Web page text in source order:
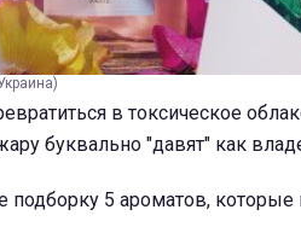
в токсическое
буквально "давят" как
подборку 5 ароматов,